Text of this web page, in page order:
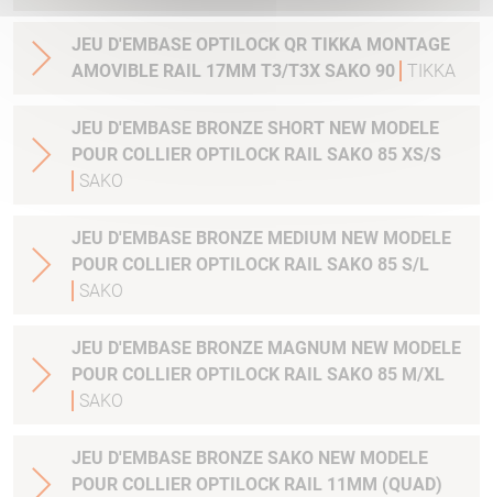
JEU D'EMBASE OPTILOCK QR TIKKA MONTAGE
AMOVIBLE RAIL 17MM T3/T3X SAKO 90 TIKKA
JEU D'EMBASE BRONZE SHORT NEW MODELE
POUR COLLIER OPTILOCK RAIL SAKO 85 XS/S
SAKO
JEU D'EMBASE BRONZE MEDIUM NEW MODELE
POUR COLLIER OPTILOCK RAIL SAKO 85 S/L
SAKO
JEU D'EMBASE BRONZE MAGNUM NEW MODELE
POUR COLLIER OPTILOCK RAIL SAKO 85 M/XL
SAKO
JEU D'EMBASE BRONZE SAKO NEW MODELE
POUR COLLIER OPTILOCK RAIL 11MM (QUAD)